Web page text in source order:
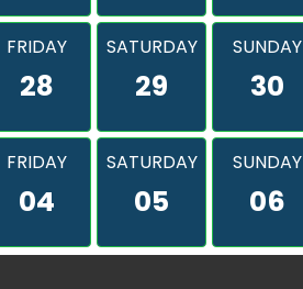
FRIDAY
28
SATURDAY
29
SUNDAY
30
FRIDAY
04
SATURDAY
05
SUNDAY
06